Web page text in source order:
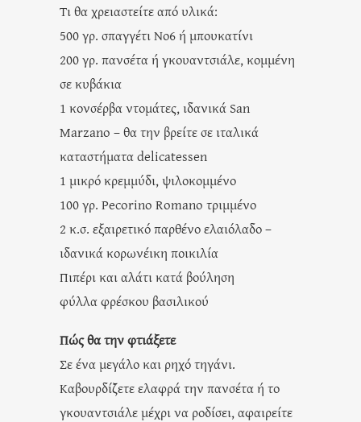
Τι θα χρειαστείτε από υλικά:
500 γρ. σπαγγέτι Νο6 ή μπουκατίνι
200 γρ. πανσέτα ή γκουαντσιάλε, κομμένη
σε κυβάκια
1 κονσέρβα ντομάτες, ιδανικά San
Marzano – θα την βρείτε σε ιταλικά
καταστήματα delicatessen
1 μικρό κρεμμύδι, ψιλοκομμένο
100 γρ. Pecorino Romano τριμμένο
2 κ.σ. εξαιρετικό παρθένο ελαιόλαδο –
ιδανικά κορωνέικη ποικιλία
Πιπέρι και αλάτι κατά βούληση
φύλλα φρέσκου βασιλικού
Πώς θα την φτιάξετε
Σε ένα μεγάλο και ρηχό τηγάνι.
Καβουρδίζετε ελαφρά την πανσέτα ή το
γκουαντσιάλε μέχρι να ροδίσει, αφαιρείτε